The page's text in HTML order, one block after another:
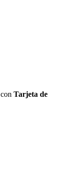
con Tarjeta de